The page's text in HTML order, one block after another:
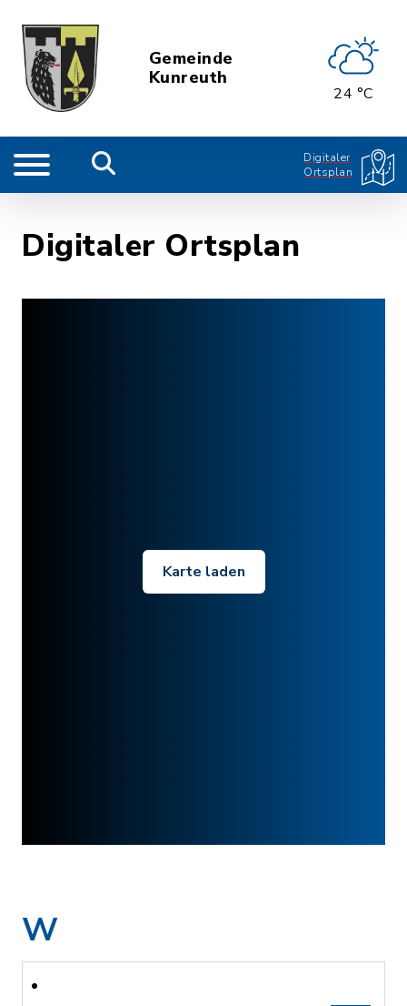
Gemeinde
Kunreuth
24 °C
Digitaler
Ortsplan
Digitaler Ortsplan
Karte laden
W